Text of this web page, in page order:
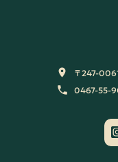
room 〒247-
phone 0467-55-